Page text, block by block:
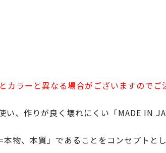
カラーと異なる場合がございますのでご
、作りが良く壊れにくい「MADE IN
物、本質」であることをコンセプトと